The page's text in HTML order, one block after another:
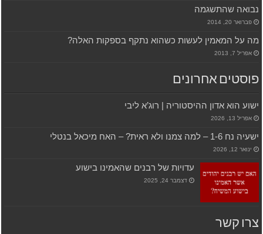
נבואה שהתשגמה
פברואר 20, 2014
מה על המאמין לעשות כשהוא נתקף בספקות האלה?
אפריל 7, 2013
פוסטים אחרונים
ישוע הוא אדון ההיסטוריה | רוג’א ליבי
אפריל 13, 2026
ישעיה נח 1-6 – למה צמנו ולא ראית? – האח מיכאל בנטלי
ינואר 12, 2026
עדויות של רבנים שהאמינו בישוע
דצמבר 24, 2025
צרו קשר